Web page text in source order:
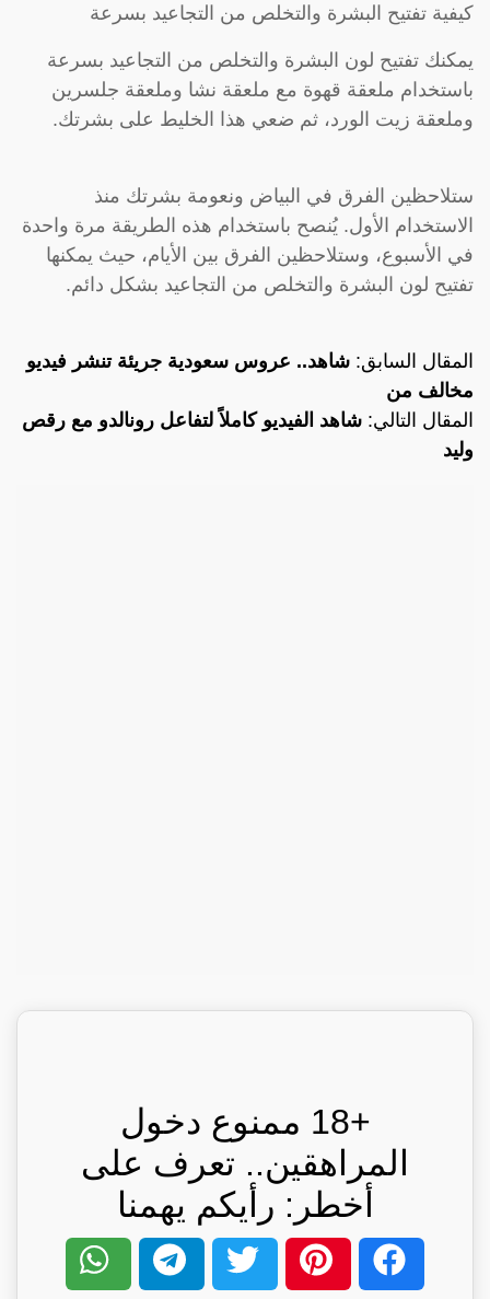
كيفية تفتيح البشرة والتخلص من التجاعيد بسرعة
يمكنك تفتيح لون البشرة والتخلص من التجاعيد بسرعة
باستخدام ملعقة قهوة مع ملعقة نشا وملعقة جلسرين
وملعقة زيت الورد، ثم ضعي هذا الخليط على بشرتك.
ستلاحظين الفرق في البياض ونعومة بشرتك منذ
الاستخدام الأول. يُنصح باستخدام هذه الطريقة مرة واحدة
في الأسبوع، وستلاحظين الفرق بين الأيام، حيث يمكنها
تفتيح لون البشرة والتخلص من التجاعيد بشكل دائم.
المقال السابق: شاهد.. عروس سعودية جريئة تنشر فيديو
مخالف من
المقال التالي: شاهد الفيديو كاملاً لتفاعل رونالدو مع رقص
وليد
+18 ممنوع دخول
المراهقين.. تعرف على
أخطر: رأيكم يهمنا